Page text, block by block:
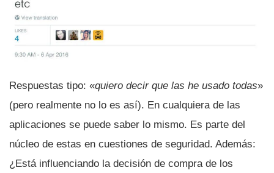
Respuestas tipo: «quiero decir que las he usado todas»
(pero realmente no lo es así­). En cualquiera de las
aplicaciones se puede saber lo mismo. Es parte del
núcleo de estas en cuestiones de seguridad. Además:
¿Está influenciando la decisión de compra de los